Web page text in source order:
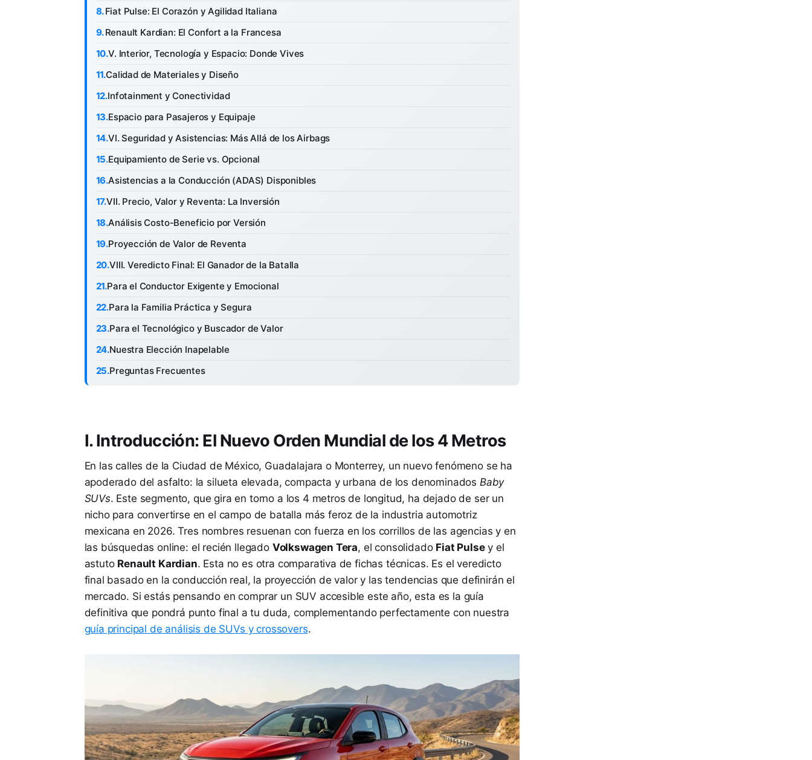
Fiat Pulse: El Corazón y Agilidad Italiana
Renault Kardian: El Confort a la Francesa
V. Interior, Tecnología y Espacio: Donde Vives
Calidad de Materiales y Diseño
Infotainment y Conectividad
Espacio para Pasajeros y Equipaje
VI. Seguridad y Asistencias: Más Allá de los Airbags
Equipamiento de Serie vs. Opcional
Asistencias a la Conducción (ADAS) Disponibles
VII. Precio, Valor y Reventa: La Inversión
Análisis Costo-Beneficio por Versión
Proyección de Valor de Reventa
VIII. Veredicto Final: El Ganador de la Batalla
Para el Conductor Exigente y Emocional
Para la Familia Práctica y Segura
Para el Tecnológico y Buscador de Valor
Nuestra Elección Inapelable
Preguntas Frecuentes
I. Introducción: El Nuevo Orden Mundial de los 4 Metros
En las calles de la Ciudad de México, Guadalajara o Monterrey, un nuevo fenómeno se ha
apoderado del asfalto: la silueta elevada, compacta y urbana de los denominados Baby
SUVs. Este segmento, que gira en torno a los 4 metros de longitud, ha dejado de ser un
nicho para convertirse en el campo de batalla más feroz de la industria automotriz
mexicana en 2026. Tres nombres resuenan con fuerza en los corrillos de las agencias y en
las búsquedas online: el recién llegado Volkswagen Tera, el consolidado Fiat Pulsey el
astuto Renault Kardian. Esta no es otra comparativa de fichas técnicas. Es el veredicto
final basado en la conducción real, la proyección de valor y las tendencias que definirán el
mercado. Si estás pensando en comprar un SUV accesible este año, esta es la guía
definitiva que pondrá punto final a tu duda, complementando perfectamente con nuestra
guía principal de análisis de SUVs y crossovers.